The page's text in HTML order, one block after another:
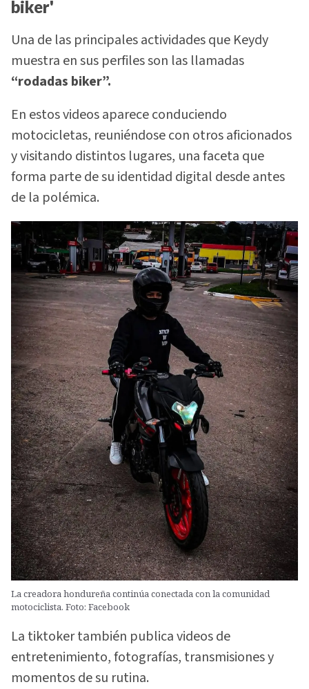
biker'
Una de las principales actividades que Keydy
muestra en sus perfiles son las llamadas
“rodadas biker”.
En estos videos aparece conduciendo
motocicletas, reuniéndose con otros aficionados
y visitando distintos lugares, una faceta que
forma parte de su identidad digital desde antes
de la polémica.
La creadora hondureña continúa conectada con la comunidad
motociclista. Foto: Facebook
La tiktoker también publica videos de
entretenimiento, fotografías, transmisiones y
momentos de su rutina.